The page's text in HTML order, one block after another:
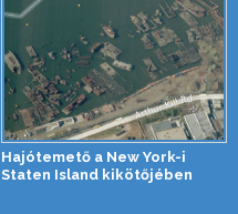
Hajótemető a New York-i
Staten Island kikötőjében